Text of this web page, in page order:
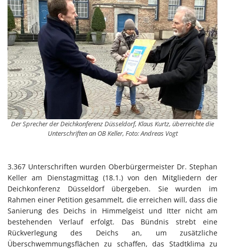
Der Sprecher der Deichkonferenz Düsseldorf, Klaus Kurtz, überreichte die
Unterschriften an OB Keller, Foto: Andreas Vogt
3.367 Unterschriften wurden Oberbürgermeister Dr. Stephan
Keller am Dienstagmittag (18.1.) von den Mitgliedern der
Deichkonferenz Düsseldorf übergeben. Sie wurden im
Rahmen einer Petition gesammelt, die erreichen will, dass die
Sanierung des Deichs in Himmelgeist und Itter nicht am
bestehenden Verlauf erfolgt. Das Bündnis strebt eine
Rückverlegung des Deichs an, um zusätzliche
Überschwemmungsflächen zu schaffen, das Stadtklima zu